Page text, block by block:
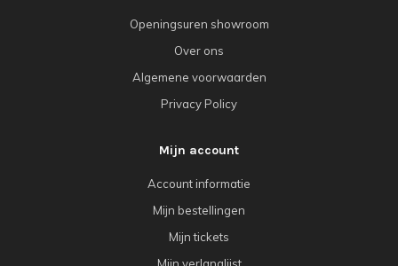
Openingsuren showroom
Over ons
Algemene voorwaarden
Privacy Policy
Mijn account
Account informatie
Mijn bestellingen
Mijn tickets